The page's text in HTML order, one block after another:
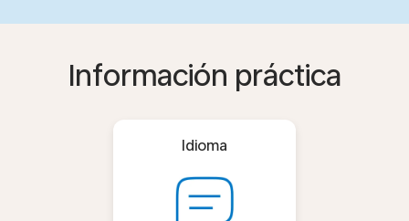
Información práctica
Idioma